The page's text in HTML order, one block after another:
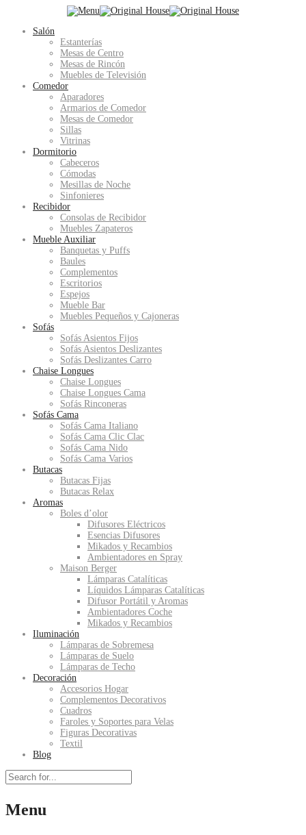
Salón
Estanterías
Mesas de Centro
Mesas de Rincón
Muebles de Televisión
Comedor
Aparadores
Armarios de Comedor
Mesas de Comedor
Sillas
Vitrinas
Dormitorio
Cabeceros
Cómodas
Mesillas de Noche
Sinfonieres
Recibidor
Consolas de Recibidor
Muebles Zapateros
Mueble Auxiliar
Banquetas y Puffs
Baules
Complementos
Escritorios
Espejos
Mueble Bar
Muebles Pequeños y Cajoneras
Sofás
Sofás Asientos Fijos
Sofás Asientos Deslizantes
Sofás Deslizantes Carro
Chaise Longues
Chaise Longues
Chaise Longues Cama
Sofás Rinconeras
Sofás Cama
Sofás Cama Italiano
Sofás Cama Clic Clac
Sofás Cama Nido
Sofás Cama Varios
Butacas
Butacas Fijas
Butacas Relax
Aromas
Boles d’olor
Difusores Eléctricos
Esencias Difusores
Mikados y Recambios
Ambientadores en Spray
Maison Berger
Lámparas Catalíticas
Líquidos Lámparas Catalíticas
Difusor Portátil y Aromas
Ambientadores Coche
Mikados y Recambios
Iluminación
Lámparas de Sobremesa
Lámparas de Suelo
Lámparas de Techo
Decoración
Accesorios Hogar
Complementos Decorativos
Cuadros
Faroles y Soportes para Velas
Figuras Decorativas
Textil
Blog
Menu